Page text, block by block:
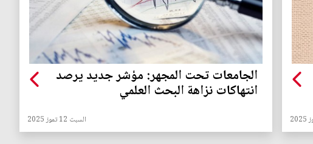
الجامعات تحت المجهر: مؤشر جديد يرصد
انتهاكات نزاهة البحث العلمي
السبت 12 تموز 2025